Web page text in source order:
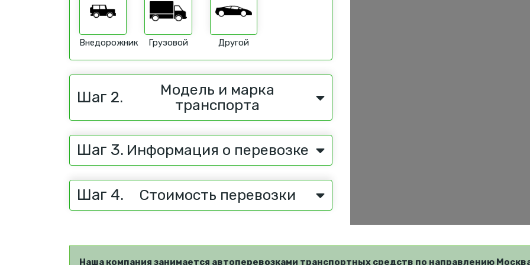
Внедорожник Грузовой Другой
Шаг 2.
Модель и марка
транспорта
Шаг 3. Информация о перевозке
Шаг 4. Стоимость перевозки
Наша компания занимается автоперевозками транспортных средств по направлению